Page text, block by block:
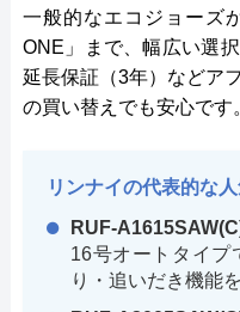
一般的なエコジョーズ
ONE」まで、幅広い選
延長保証（3年）などア
の買い替えでも安心です
リンナイの代表的な
RUF-
16号オートタイプ
り・追いだき機能